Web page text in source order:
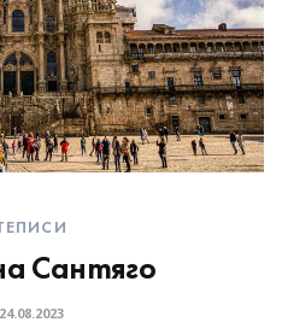
Сантяго
24.08.2023